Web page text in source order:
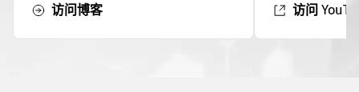
访问博客 访问